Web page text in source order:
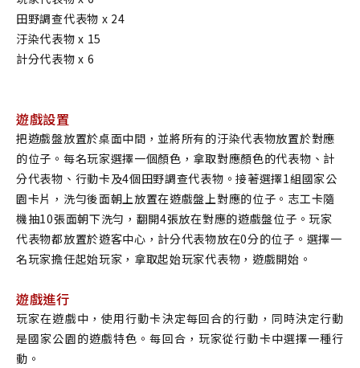
田野調查代表物 x 24
汙染代表物 x 15
計分代表物 x 6
遊戲設置
把遊戲盤放置於桌面中間，並將所有的汙染代表物放置於對應
的位子。每名玩家選擇一個顏色，拿取對應顏色的代表物、計
分代表物、行動卡及4個田野調查代表物。接著選擇1組國家公
園卡片，洗勻後面朝上放置在遊戲盤上對應的位子。志工卡隨
機抽10張面朝下洗勻，翻開4張放在對應的遊戲盤位子。玩家
代表物都放置於遊客中心，計分代表物放在0分的位子。選擇一
名玩家擔任起始玩家，拿取起始玩家代表物，遊戲開始。
遊戲進行
玩家在遊戲中，使用行動卡決定每回合的行動，同時決定行動
是國家公園的遊戲特色。每回合，玩家從行動卡中選擇一種行
動。